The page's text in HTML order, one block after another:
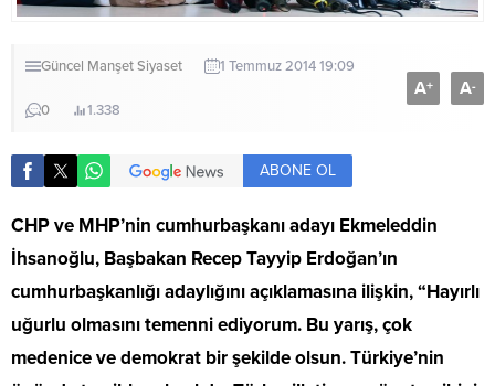
Güncel ManşetSiyaset 1 Temmuz 2014 19:09
0 1.338
A+ A-
ABONE OL
CHP ve MHP’nin cumhurbaşkanı adayı Ekmeleddin
İhsanoğlu, Başbakan Recep Tayyip Erdoğan’ın
cumhurbaşkanlığı adaylığını açıklamasına ilişkin, “Hayırlı
uğurlu olmasını temenni ediyorum. Bu yarış, çok
medenice ve demokrat bir şekilde olsun. Türkiye’nin